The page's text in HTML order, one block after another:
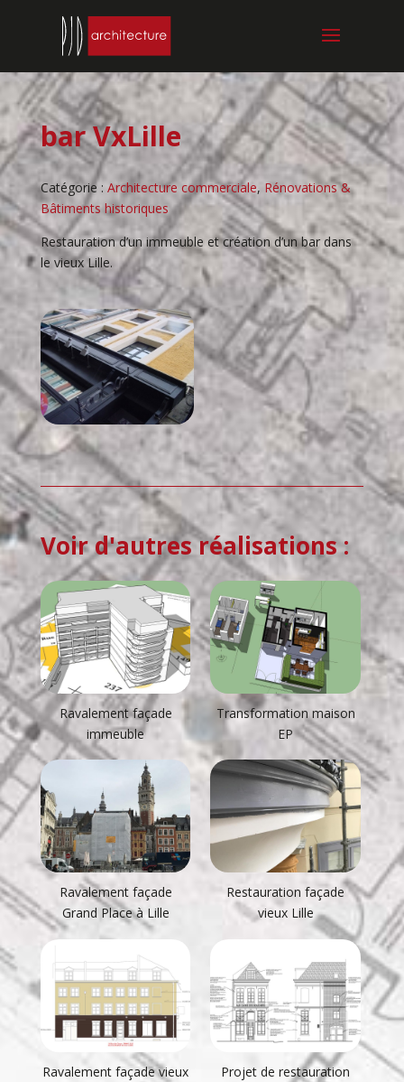
bar VxLille
Catégorie : Architecture commerciale, Rénovations &
Bâtiments historiques
Restauration d’un immeuble et création d’un bar dans
le vieux Lille.
Voir d'autres réalisations :
Ravalement façade
immeuble
Transformation maison
EP
Ravalement façade
Grand Place à Lille
Restauration façade
vieux Lille
Ravalement façade vieux
Projet de restauration